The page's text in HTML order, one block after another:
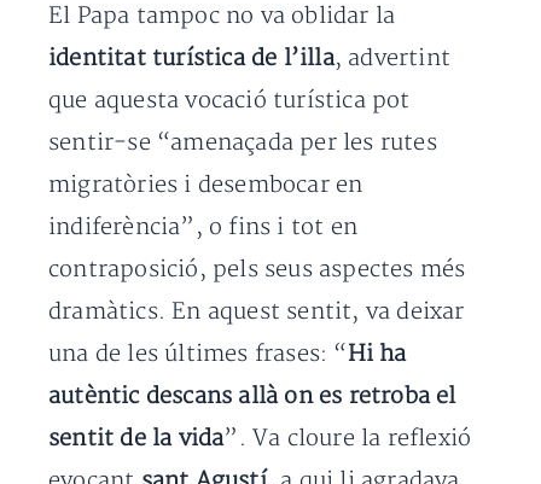
El Papa tampoc no va oblidar la
identitat turística de l’illa, advertint
que aquesta vocació turística pot
sentir-se “amenaçada per les rutes
migratòries i desembocar en
indiferència”, o fins i tot en
contraposició, pels seus aspectes més
dramàtics. En aquest sentit, va deixar
una de les últimes frases: “Hi ha
autèntic descans allà on es retroba el
sentit de la vida”. Va cloure la reflexió